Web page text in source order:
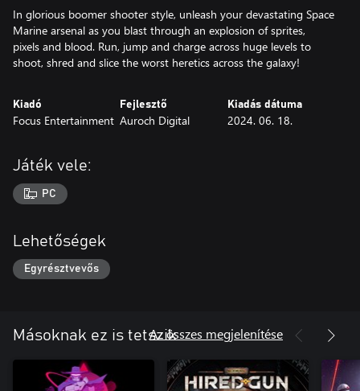
In glorious boomer shooter style, unleash your devastating Space
Marine arsenal as you blast through an explosion of sprites,
pixels and blood. Run, jump and charge across huge levels to
shoot, shred and slice the worst heretics across the galaxy!
Kiadó
Focus Entertainment
Fejlesztő
Auroch Digital
Kiadás dátuma
2024. 06. 18.
Játék vele:
PC
Lehetőségek
Egyrésztvevős
Másoknak ez is tetszikAz összes megjelenítése